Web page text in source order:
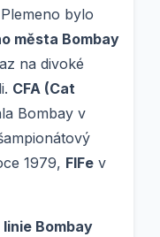
bylo
města Bombay
na divoké
CFA (Cat
Bombay v
1979, FIFe v
linie Bombay